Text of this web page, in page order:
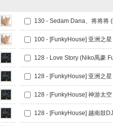
128 - [FunkyHouse] 神游太空
128 - [FunkyHouse] 越南鼓